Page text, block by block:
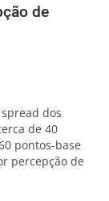
de
dos
de 40
pontos-base
percepção de